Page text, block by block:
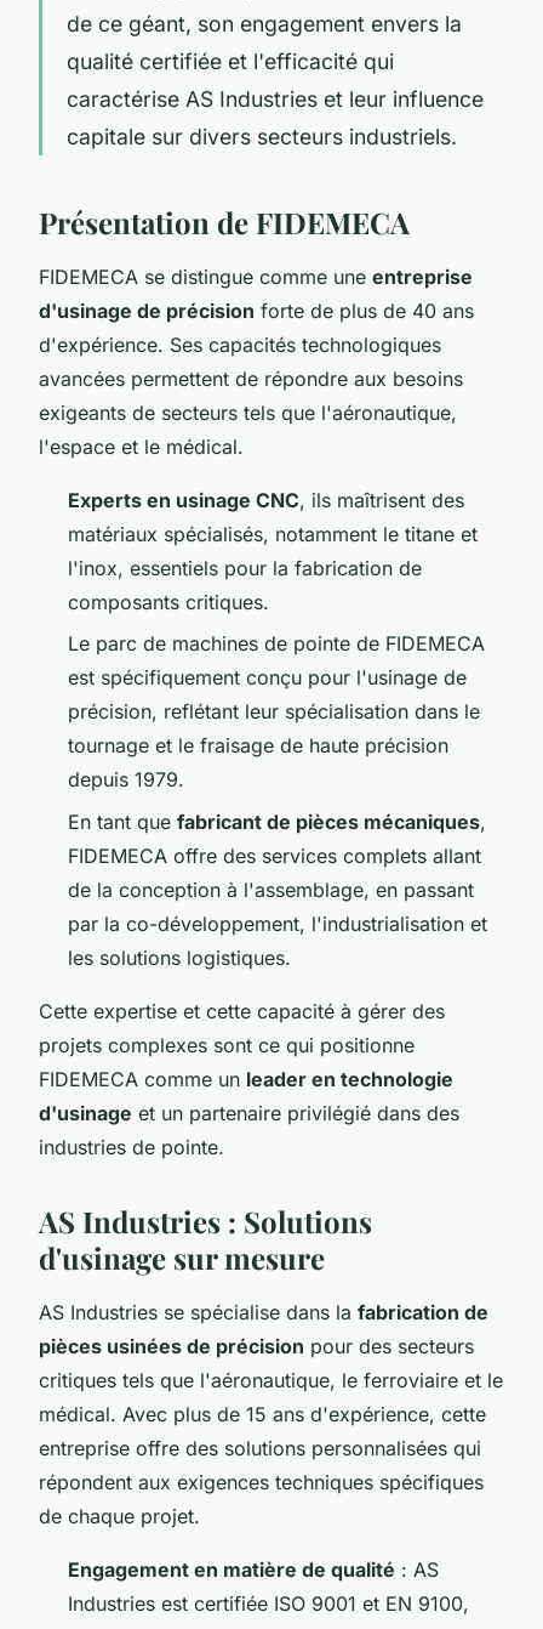
de ce géant, son engagement envers la
qualité certifiée et l'efficacité qui
caractérise AS Industries et leur influence
capitale sur divers secteurs industriels.
Présentation de FIDEMECA
FIDEMECA se distingue comme une entreprise
d'usinage de précision forte de plus de 40 ans
d'expérience. Ses capacités technologiques
avancées permettent de répondre aux besoins
exigeants de secteurs tels que l'aéronautique,
l'espace et le médical.
Experts en usinage CNC, ils maîtrisent des
matériaux spécialisés, notamment le titane et
l'inox, essentiels pour la fabrication de
composants critiques.
Le parc de machines de pointe de FIDEMECA
est spécifiquement conçu pour l'usinage de
précision, reflétant leur spécialisation dans le
tournage et le fraisage de haute précision
depuis 1979.
En tant que fabricant de pièces mécaniques,
FIDEMECA offre des services complets allant
de la conception à l'assemblage, en passant
par la co-développement, l'industrialisation et
les solutions logistiques.
Cette expertise et cette capacité à gérer des
projets complexes sont ce qui positionne
FIDEMECA comme un leader en technologie
d'usinage et un partenaire privilégié dans des
industries de pointe.
AS Industries : Solutions
d'usinage sur mesure
AS Industries se spécialise dans la fabrication de
pièces usinées de précision pour des secteurs
critiques tels que l'aéronautique, le ferroviaire et le
médical. Avec plus de 15 ans d'expérience, cette
entreprise offre des solutions personnalisées qui
répondent aux exigences techniques spécifiques
de chaque projet.
Engagement en matière de qualité : AS
Industries est certifiée ISO 9001 et EN 9100,